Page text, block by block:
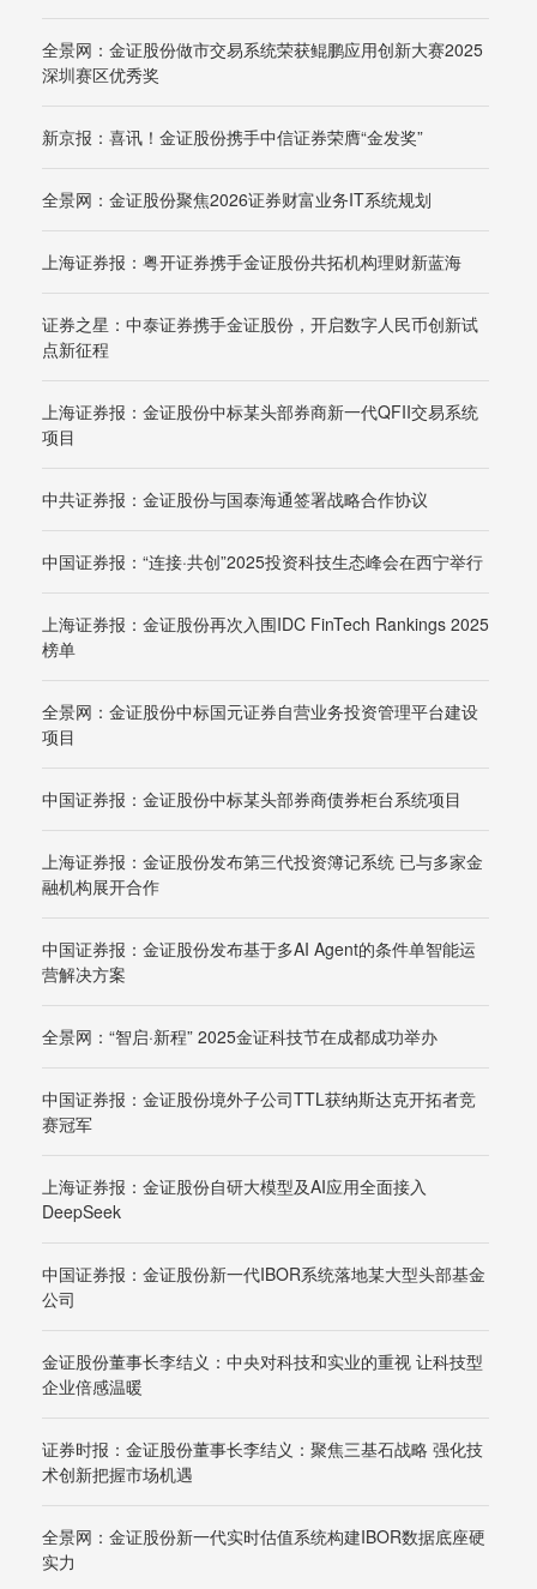
全景网：金证股份做市交易系统荣获鲲鹏应用创新大赛2025
深圳赛区优秀奖
新京报：喜讯！金证股份携手中信证券荣膺“金发奖”
全景网：金证股份聚焦2026证券财富业务IT系统规划
上海证券报：粤开证券携手金证股份共拓机构理财新蓝海
证券之星：中泰证券携手金证股份，开启数字人民币创新试
点新征程
上海证券报：金证股份中标某头部券商新一代QFII交易系统
项目
中共证券报：金证股份与国泰海通签署战略合作协议
中国证券报：“连接·共创”2025投资科技生态峰会在西宁举行
上海证券报：金证股份再次入围IDC FinTech Rankings 2025
榜单
全景网：金证股份中标国元证券自营业务投资管理平台建设
项目
中国证券报：金证股份中标某头部券商债券柜台系统项目
上海证券报：金证股份发布第三代投资簿记系统 已与多家金
融机构展开合作
中国证券报：金证股份发布基于多AI Agent的条件单智能运
营解决方案
全景网：“智启·新程” 2025金证科技节在成都成功举办
中国证券报：金证股份境外子公司TTL获纳斯达克开拓者竞
赛冠军
上海证券报：金证股份自研大模型及AI应用全面接入
DeepSeek
中国证券报：金证股份新一代IBOR系统落地某大型头部基金
公司
金证股份董事长李结义：中央对科技和实业的重视 让科技型
企业倍感温暖
证券时报：金证股份董事长李结义：聚焦三基石战略 强化技
术创新把握市场机遇
全景网：金证股份新一代实时估值系统构建IBOR数据底座硬
实力